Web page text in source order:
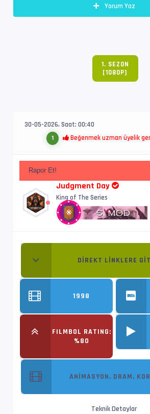
Yorum Yaz
1. SEZON
[1080P]
30-05-2026, Saat: 00:40
1 Beğenmek uzman üyelik
Rapor Et!
Judgment Day
King of The Series
DIREKT LINKLERE GIT
1998
FILMBOL RATING:
%80
ANIMASYON, DRAM,
Teknik Detaylar